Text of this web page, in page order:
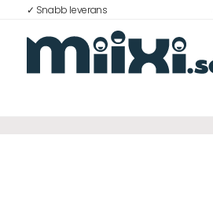
✓ Snabb leverans